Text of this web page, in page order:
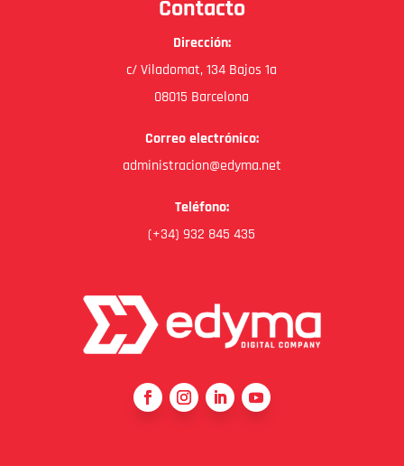
Contacto
Dirección:
c/ Viladomat, 134 Bajos 1a
08015 Barcelona
Correo electrónico:
administracion@edyma.net
Teléfono:
(+34) 932 845 435